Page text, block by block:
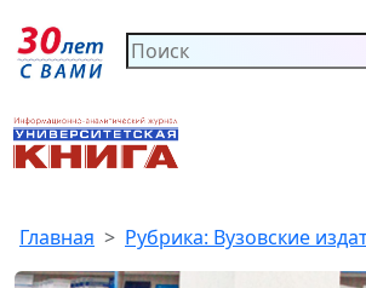
Главная Рубрика: Вузовские